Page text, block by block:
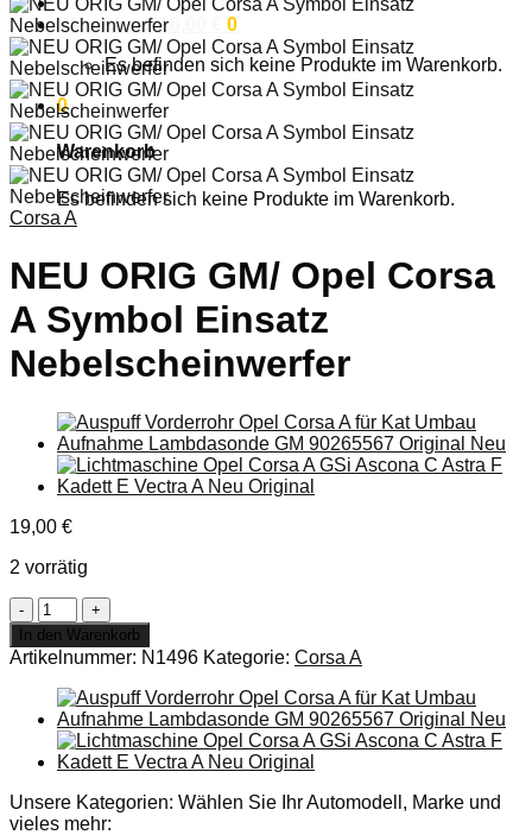
Warenkorb /
0
Es befinden sich keine Produkte im Warenkorb.
0
Warenkorb
Es befinden sich keine Produkte im Warenkorb.
Corsa A
NEU ORIG GM/ Opel Corsa
A Symbol Einsatz
Nebelscheinwerfer
19,00 €
2 vorrätig
NEU
ORIG
GM/
Opel
Corsa
A
Symbol
Einsatz
Nebelscheinwerfer
Menge
In den Warenkorb
Artikelnummer: N1496 Kategorie: Corsa A
Unsere Kategorien: Wählen Sie Ihr Automodell, Marke und
vieles mehr: